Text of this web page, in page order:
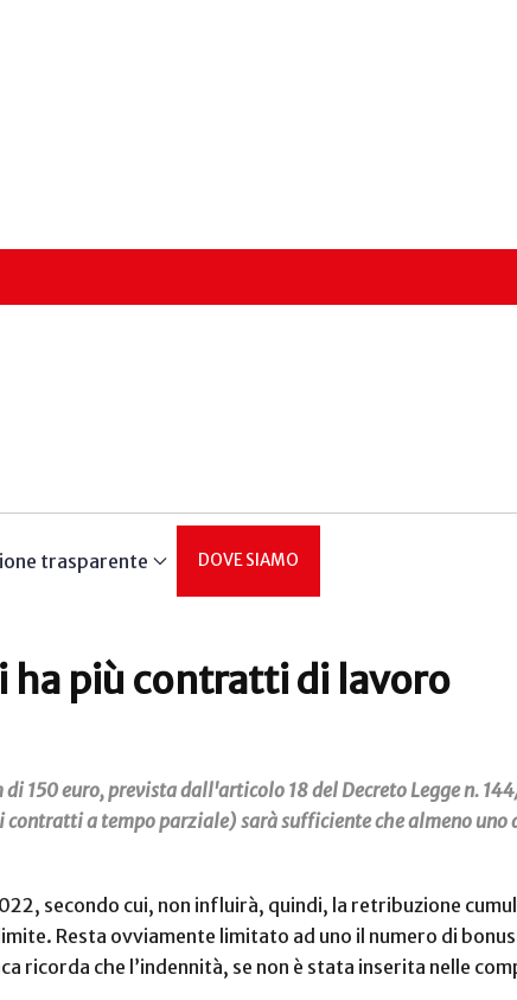
trasparente DOVE SIAMO
ha più contratti di lavoro
150 euro, prevista dall'articolo 18 del Decreto Legge n.
a tempo parziale) sarà sufficiente che almeno uno
secondo cui, non influirà, quindi, la retribuzione
Resta ovviamente limitato ad uno il numero di
ricorda che l’indennità, se non è stata inserita nelle